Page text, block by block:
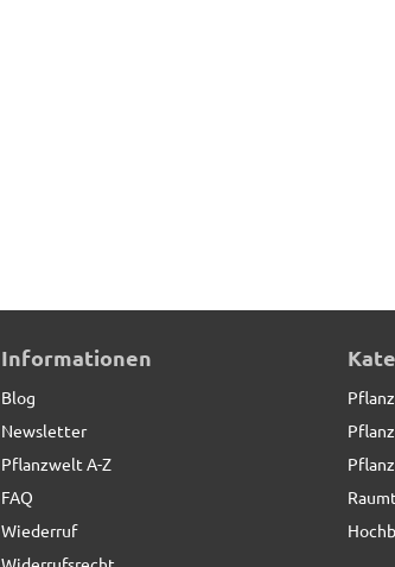
Informationen
Blog
Newsletter
Pflanzwelt A-Z
FAQ
Wiederruf